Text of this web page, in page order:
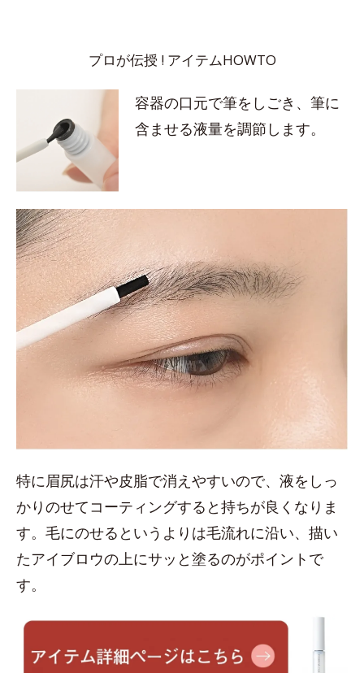
プロが伝授 ! アイテムHOWTO
容器の口元で筆をしごき、筆に
含ませる液量を調節します。
特に眉尻は汗や皮脂で消えやすいので、液をしっ
かりのせてコーティングすると持ちが良くなりま
す。毛にのせるというよりは毛流れに沿い、描い
たアイブロウの上にサッと塗るのがポイントで
す。